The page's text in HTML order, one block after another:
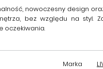
nowoczesny design
bez względu na
oczekiwania.
Marka